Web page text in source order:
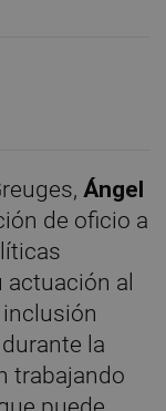
Ángel
de oficio a
al
la
trabajando